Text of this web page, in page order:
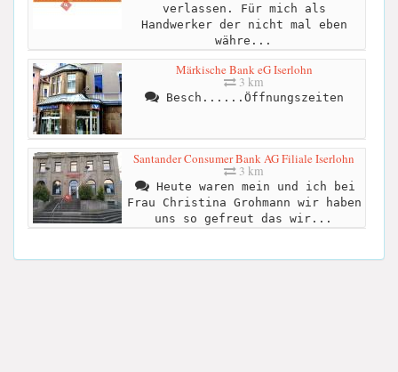
verlassen. Für mich als
Handwerker der nicht mal eben
währe...
Märkische Bank eG Iserlohn
3 km
Besch......Öffnungszeiten
Santander Consumer Bank AG Filiale Iserlohn
3 km
Heute waren mein und ich bei
Frau Christina Grohmann wir haben
uns so gefreut das wir...